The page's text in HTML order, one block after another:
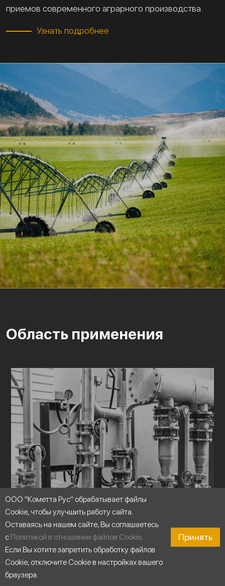
приемов современного аграрного производства.
Узнать подробнее
Область применения
ООО "Кометта Рус" обрабатывает файлы
Cookie, чтобы улучшить работу сайта.
Оставаясь на нашем сайте, Вы соглашаетесь
с Политикой в отношении файлов Cookie.
Если Вы хотите запретить обработку файлов
Cookie, отключите Cookie в настройках вашего
браузера.
Принять